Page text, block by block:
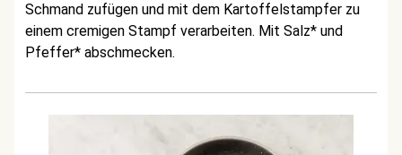
Schmand zufügen und mit dem Kartoffelstampfer zu
einem cremigen Stampf verarbeiten. Mit Salz* und
Pfeffer* abschmecken.